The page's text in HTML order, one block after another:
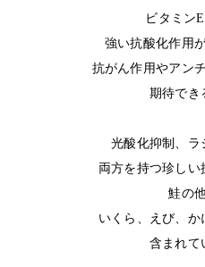
ビタミン
強い抗酸化作用
抗がん作用やアン
期待でき
光酸化抑制、ラ
両方を持つ珍しい
鮭の
いくら、えび、か
含まれて